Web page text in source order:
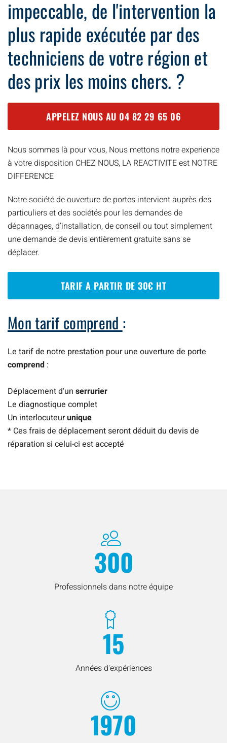
impeccable, de l'intervention la
plus rapide exécutée par des
techniciens de votre région et
des prix les moins chers. ?
APPELEZ NOUS AU 04 82 29 65 06
Nous sommes là pour vous, Nous mettons notre experience
à votre disposition CHEZ NOUS, LA REACTIVITE est NOTRE
DIFFERENCE
Notre société de ouverture de portes intervient auprès des
particuliers et des sociétés pour les demandes de
dépannages, d’installation, de conseil ou tout simplement
une demande de devis entièrement gratuite sans se
déplacer.
TARIF A PARTIR DE 30€ HT
Mon tarif comprend :
Le tarif de notre prestation pour une ouverture de porte
comprend :
Déplacement d'un serrurier
Le diagnostique complet
Un interlocuteurunique
* Ces frais de déplacement seront déduit du devis de
réparation si celui-ci est accepté
300
Professionnels dans notre équipe
15
Années d'expériences
1970